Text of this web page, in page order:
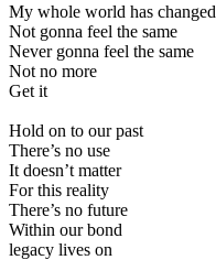
My whole world has changed
Not gonna feel the same
Never gonna feel the same
Not no more
Get it
Hold on to our past
There’s no use
It doesn’t matter
For this reality
There’s no future
Within our bond
legacy lives on